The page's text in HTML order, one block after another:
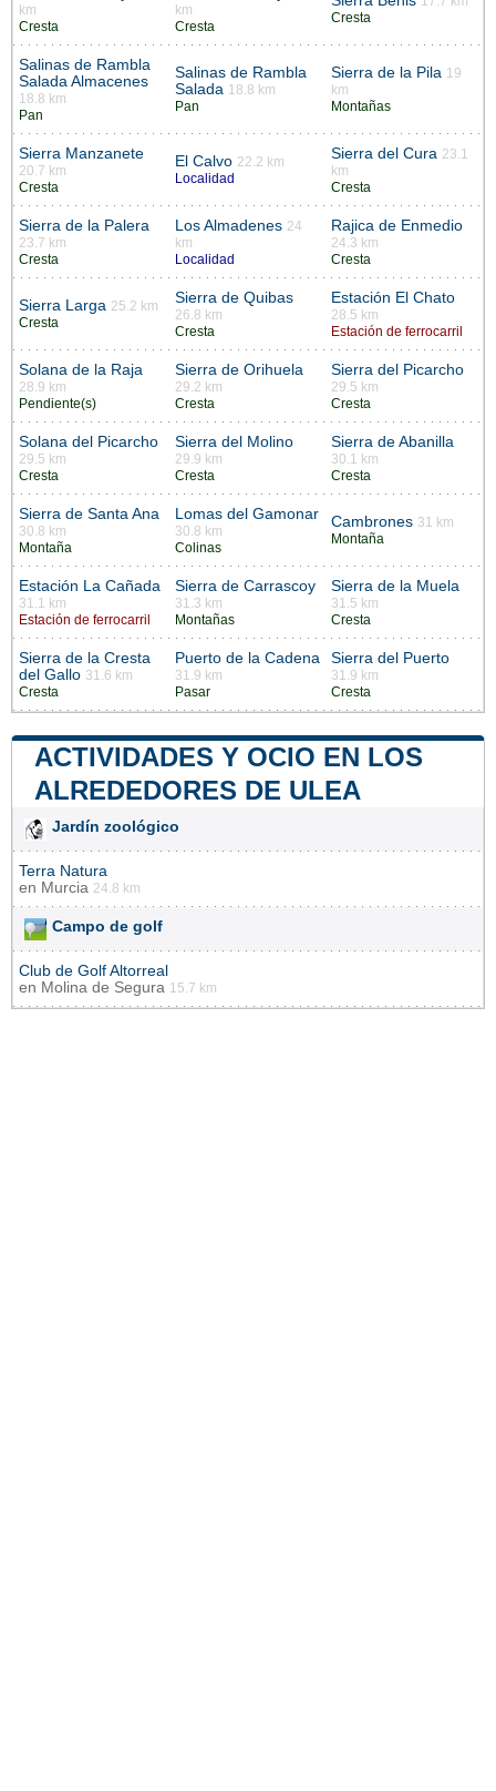
km
Cresta
km
Cresta
Cresta
Salinas de Rambla
Salada Almacenes
18.8 km
Pan
Salinas de Rambla
Salada 18.8 km
Pan
Sierra de la Pila 19
km
Montañas
Sierra Manzanete
20.7 km
Cresta
El Calvo 22.2 km
Localidad
Sierra del Cura 23.1
km
Cresta
Sierra de la Palera
23.7 km
Cresta
Los Almadenes 24
km
Localidad
Rajica de Enmedio
24.3 km
Cresta
Sierra Larga 25.2 km
Cresta
Sierra de Quibas
26.8 km
Cresta
Estación El Chato
28.5 km
Estación de ferrocarril
Solana de la Raja
28.9 km
Pendiente(s)
Sierra de Orihuela
29.2 km
Cresta
Sierra del Picarcho
29.5 km
Cresta
Solana del Picarcho
29.5 km
Cresta
Sierra del Molino
29.9 km
Cresta
Sierra de Abanilla
30.1 km
Cresta
Sierra de Santa Ana
30.8 km
Montaña
Lomas del Gamonar
30.8 km
Colinas
Cambrones 31 km
Montaña
Estación La Cañada
31.1 km
Estación de ferrocarril
Sierra de Carrascoy
31.3 km
Montañas
Sierra de la Muela
31.5 km
Cresta
Sierra de la Cresta
del Gallo 31.6 km
Cresta
Puerto de la Cadena
31.9 km
Pasar
Sierra del Puerto
31.9 km
Cresta
ACTIVIDADES Y OCIO EN LOS
ALREDEDORES DE ULEA
Jardín zoológico
Terra Natura
en Murcia 24.8 km
Campo de golf
Club de Golf Altorreal
en Molina de Segura 15.7 km